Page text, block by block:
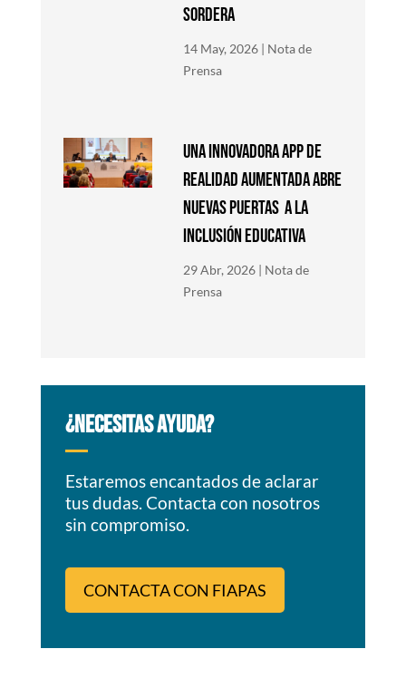
SORDERA
14 May, 2026 | Nota de
Prensa
Una innovadora app de
Realidad Aumentada abre
nuevas puertas a la
inclusión educativa
29 Abr, 2026 | Nota de
Prensa
¿NECESITAS AYUDA?
Estaremos encantados de aclarar
tus dudas. Contacta con nosotros
sin compromiso.
CONTACTA CON FIAPAS